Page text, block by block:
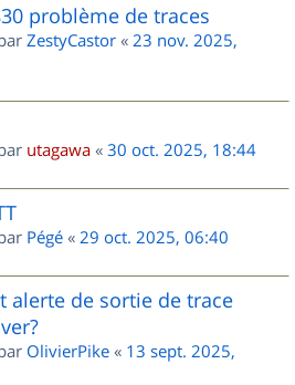
problème de traces
ZestyCastor « 23 nov. 2025,
utagawa « 30 oct. 2025, 18:44
Pégé « 29 oct. 2025, 06:40
alerte de sortie de trace
OlivierPike « 13 sept. 2025,